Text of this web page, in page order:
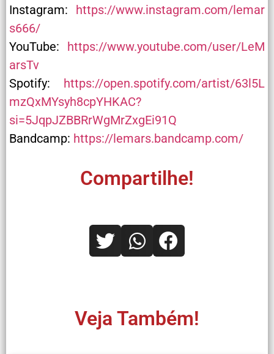
Instagram: https://www.instagram.com/lemar
s666/
YouTube: https://www.youtube.com/user/LeM
arsTv
Spotify: https://open.spotify.com/artist/63l5L
mzQxMYsyh8cpYHKAC?
si=5JqpJZBBRrWgMrZxgEi91Q
Bandcamp: https://lemars.bandcamp.com/
Compartilhe!
Veja Também!